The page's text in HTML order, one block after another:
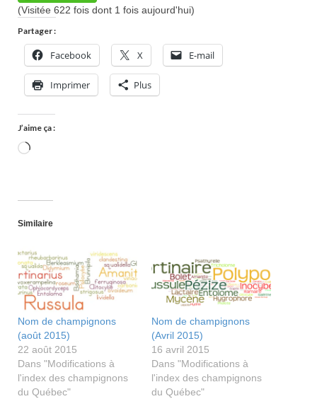
(Visitée 622 fois dont 1 fois aujourd'hui)
Partager :
Facebook X E-mail
Imprimer Plus
J’aime ça :
Chargement…
Similaire
Nom de champignons
(août 2015)
22 août 2015
Dans "Modifications à
l'index des champignons
du Québec"
Nom de champignons
(Avril 2015)
16 avril 2015
Dans "Modifications à
l'index des champignons
du Québec"